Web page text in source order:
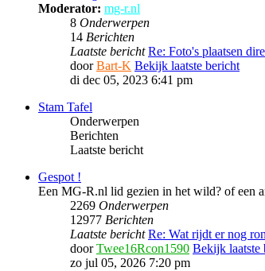
Moderator: mg-r.nl
8 Onderwerpen
14 Berichten
Laatste bericht Re: Foto's plaatsen
doorBart-K Bekijk laatste bericht
di dec 05, 2023 6:41 pm
Stam Tafel
Onderwerpen
Berichten
Laatste bericht
Gespot !
Een MG-R.nl lid gezien in het wild? of een
2269 Onderwerpen
12977 Berichten
Laatste bericht Re: Wat rijdt er nog
doorTwee16Rcon1590 Bekijk laatste
zo jul 05, 2026 7:20 pm